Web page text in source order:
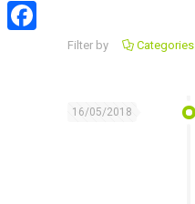
Filter by Categories
16/05/2018
Twitter